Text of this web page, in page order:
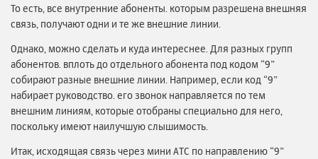
То есть, все внутренние абоненты. которым разрешена внешняя
связь, получают одни и те же внешние линии.
Однако, можно сделать и куда интереснее. Для разных групп
абонентов. вплоть до отдельного абонента под кодом “9”
собирают разные внешние линии. Например, если код “9”
набирает руководство. его звонок направляется по тем
внешним линиям, которые отобраны специально для него,
поскольку имеют наилучшую слышимость.
Итак, исходящая связь через мини АТС по направлению “9”